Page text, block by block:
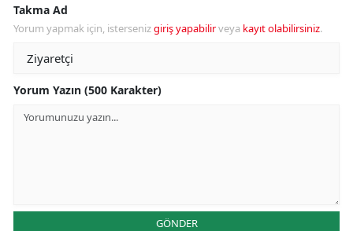
Takma Ad
Yorum yapmak için, istersenizgiriş yapabilirveya kayıt olabilirsiniz.
Yorum Yazın (500 Karakter)
GÖNDER